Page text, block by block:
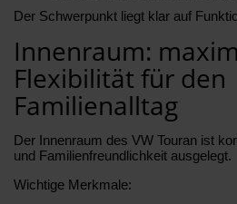
Der Schwerpunkt liegt klar auf
Innenraum:
Flexibilität für den
Familienalltag
Der Innenraum des VW Touran ist
und Familienfreundlichkeit ausgelegt.
Wichtige Merkmale: